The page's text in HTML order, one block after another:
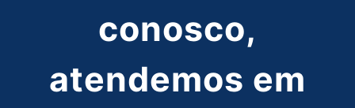
conosco,
atendemos em